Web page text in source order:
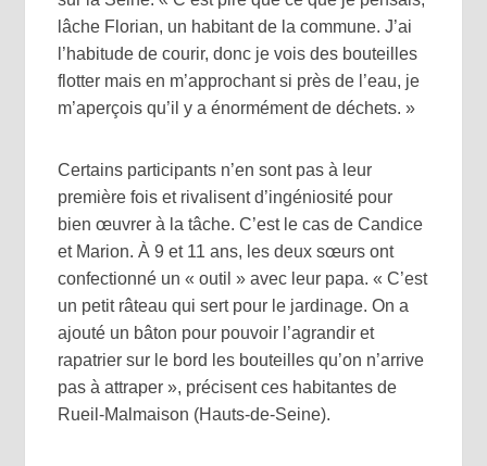
lâche Florian, un habitant de la commune. J’ai
l’habitude de courir, donc je vois des bouteilles
flotter mais en m’approchant si près de l’eau, je
m’aperçois qu’il y a énormément de déchets. »
Certains participants n’en sont pas à leur
première fois et rivalisent d’ingéniosité pour
bien œuvrer à la tâche. C’est le cas de Candice
et Marion. À 9 et 11 ans, les deux sœurs ont
confectionné un « outil » avec leur papa. « C’est
un petit râteau qui sert pour le jardinage. On a
ajouté un bâton pour pouvoir l’agrandir et
rapatrier sur le bord les bouteilles qu’on n’arrive
pas à attraper », précisent ces habitantes de
Rueil-Malmaison (Hauts-de-Seine).